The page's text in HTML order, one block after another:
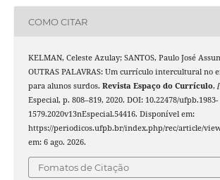
COMO CITAR
KELMAN, Celeste Azulay; SANTOS, Paulo José
OUTRAS PALAVRAS: Um currículo intercultural no
para alunos surdos. Revista Espaço do Currículo,
Especial, p. 808–819, 2020. DOI: 10.22478/ufpb.1983-
1579.2020v13nEspecial.54416. Disponível em:
https://periodicos.ufpb.br/index.php/rec/article/
em: 6 ago. 2026.
Fomatos de Citação